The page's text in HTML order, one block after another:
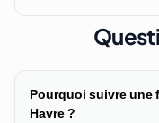
Pourquoi suivre une
Havre ?